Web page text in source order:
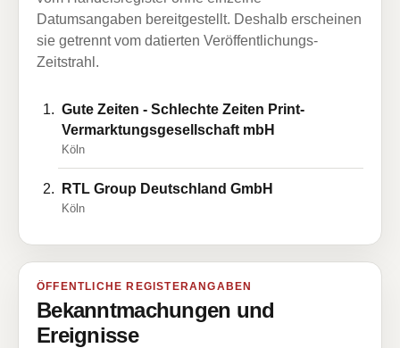
Datumsangaben bereitgestellt. Deshalb erscheinen
sie getrennt vom datierten Veröffentlichungs-
Zeitstrahl.
Gute Zeiten - Schlechte Zeiten Print-
Vermarktungsgesellschaft mbH
Köln
RTL Group Deutschland GmbH
Köln
ÖFFENTLICHE REGISTERANGABEN
Bekanntmachungen und
Ereignisse